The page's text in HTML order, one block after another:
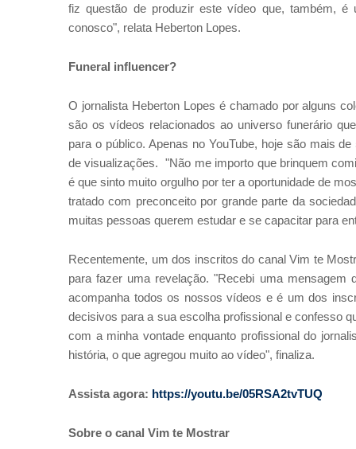
fiz questão de produzir este vídeo que, também,
conosco", relata Heberton Lopes.
Funeral influencer?
O jornalista Heberton Lopes é chamado por alguns
são os vídeos relacionados ao universo funerário
para o público. Apenas no YouTube, hoje são mais
de visualizações. "Não me importo que brinquem
é que sinto muito orgulho por ter a oportunidade de
tratado com preconceito por grande parte da
muitas pessoas querem estudar e se capacitar para
Recentemente, um dos inscritos do canal Vim te
para fazer uma revelação. "Recebi uma
acompanha todos os nossos vídeos e é um dos
decisivos para a sua escolha profissional e confesso
com a minha vontade enquanto profissional do
história, o que agregou muito ao vídeo", finaliza.
Assista agora: https://youtu.be/05RSA2tvTUQ
Sobre o canal Vim te Mostrar